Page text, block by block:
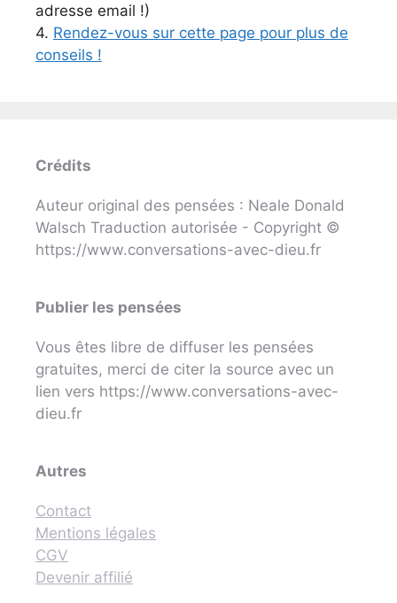
adresse email !)
4. Rendez-vous sur cette page pour plus de
conseils !
Crédits
Auteur original des pensées : Neale Donald
Walsch Traduction autorisée - Copyright ©
https://www.conversations-avec-dieu.fr
Publier les pensées
Vous êtes libre de diffuser les pensées
gratuites, merci de citer la source avec un
lien vers https://www.conversations-avec-
dieu.fr
Autres
Contact
Mentions légales
CGV
Devenir affilié